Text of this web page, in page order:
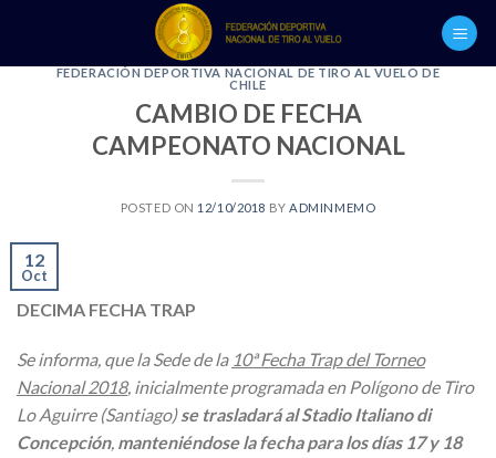
contentFEDERACIÓN DEPORTIVA NACIONAL DE TIRO AL VUELO DE
CHILE
CAMBIO DE FECHA
CAMPEONATO NACIONAL
POSTED ON 12/10/2018 BY ADMINMEMO
12
Oct
DECIMA FECHA TRAP
Se informa, que la Sede de la 10ª Fecha Trap del Torneo
Nacional 2018, inicialmente programada en Polígono de Tiro
Lo Aguirre (Santiago)se trasladará al Stadio Italiano di
Concepción, manteniéndose la fecha para los días 17 y 18